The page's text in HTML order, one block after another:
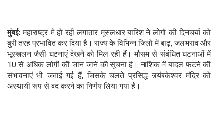
मुंबई: महाराष्ट्र में हो रही लगातार मूसलधार बारिश ने लोगों की दिनचर्या को
बुरी तरह प्रभावित कर दिया है। राज्य के विभिन्न जिलों में बाढ़, जलभराव और
भूस्खलन जैसी घटनाएं देखने को मिल रही हैं। मौसम से संबंधित घटनाओं में
10 से अधिक लोगों की जान जाने की सूचना है। नाशिक में बादल फटने की
संभावनाएं भी जताई गई हैं, जिसके चलते प्रसिद्ध त्र्यंबकेश्वर मंदिर को
अस्थायी रूप से बंद करने का निर्णय लिया गया है।